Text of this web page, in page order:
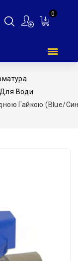
0
Для Води
Гайкою (blue/